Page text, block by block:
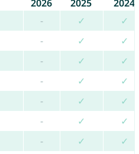
2026 2025
2024
- ✓
✓
- ✓
✓
- ✓
✓
- ✓
✓
- ✓
✓
- ✓
✓
- ✓
✓